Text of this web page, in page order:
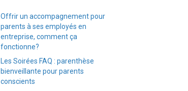
Offrir un accompagnement pour
parents à ses employés en
entreprise, comment ça
fonctionne?
Les Soirées FAQ : parenthèse
bienveillante pour parents
conscients